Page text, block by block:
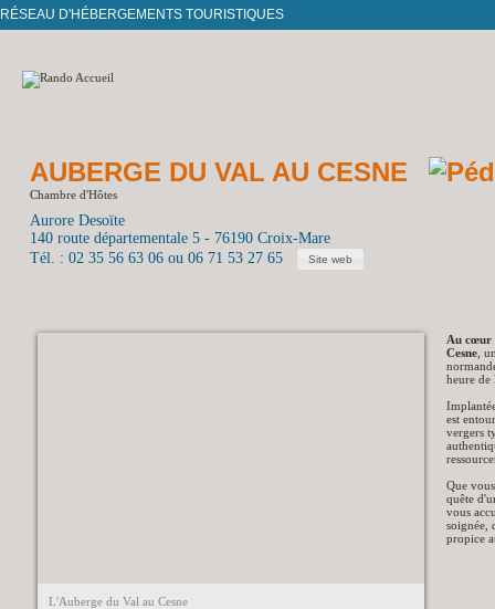
RÉSEAU D'HÉBERGEMENTS TOURISTIQUES
AUBERGE DU VAL AU CESNE
Chambre d'Hôtes
Aurore Desoïte
140 route départementale 5 - 76190 Croix-Mare
Tél. : 02 35 56 63 06 ou 06 71 53 27 65
Site web
L'Auberge du Val au Cesne
Au cœur
Cesne ,
heure de
est
vergers
Que
quête
vous
soignée,
propice